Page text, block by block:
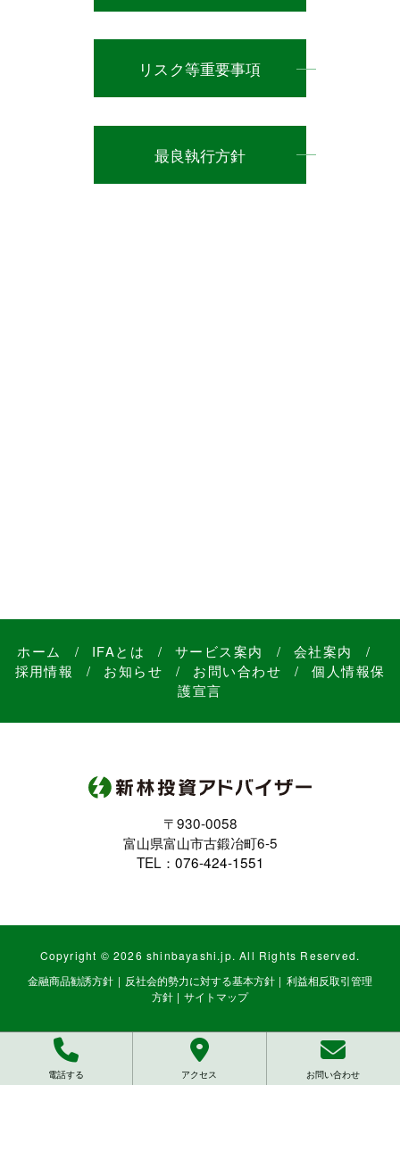
リスク等重要事項
最良執行方針
電話する アクセス お問い合わせ
ホーム / IFAとは /サービス案内 / 会社案内
/
採用情報
/ お知らせ / お問い合わせ /個人情報保
護宣言
〒930-0058
富山県富山市古鍛冶町6-5
TEL： 076-424-1551
Copyright ©2026 shinbayashi.jp. All Rights Reserved.
金融商品勧誘方針 | 反社会的勢力に対する基本方針 | 利益相反取引管理
方針|サイトマップ